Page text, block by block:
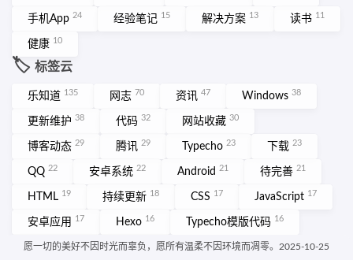
手机App 24 经验笔记 15 解决方案 13 读书 11
健康 10
🏷️ 标签云
乐知道 135 网志 70 资讯 47 Windows 38
更新维护 38 代码 32 网站收藏 30
博客动态 29 腾讯 29 Typecho 23 下载 23
QQ 22 安卓系统 22 Android 21 待完善 21
HTML 19 持续更新 18 CSS 17 JavaScript 17
安卓应用 17 Hexo 16 Typecho模版代码 16
网页设计15 More ➡️
愿一切的美好不因时光而辜负，愿所有温柔不因环境而凋零。2025-10-25